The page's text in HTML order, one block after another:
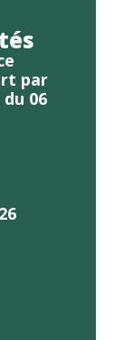
par
du 06